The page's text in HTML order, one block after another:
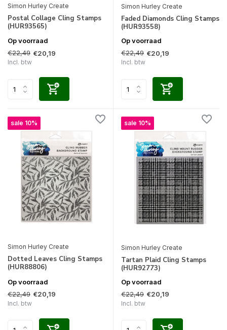
Simon Hurley Create
Postal Collage Cling Stamps
(HUR93565)
Op voorraad
€22,49 €20,19
Incl. btw
Simon Hurley Create
Faded Diamonds Cling Stamps
(HUR93558)
Op voorraad
€22,49 €20,19
Incl. btw
sale 10%
Simon Hurley Create
Dotted Leaves Cling Stamps
(HUR88806)
Op voorraad
€22,49 €20,19
Incl. btw
sale 10%
Simon Hurley Create
Tartan Plaid Cling Stamps
(HUR92773)
Op voorraad
€22,49 €20,19
Incl. btw